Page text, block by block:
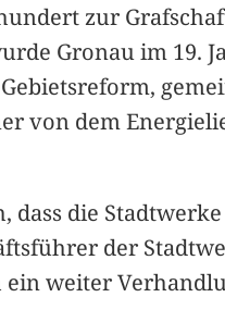
zur
Gronau im 19.
von dem
die
der
weiter